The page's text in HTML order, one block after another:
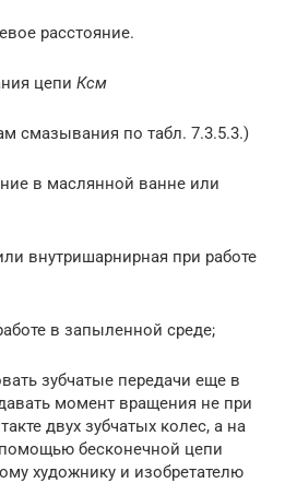
расстояние.
цепи Ксм
смазывания по табл. 7.3.5.3.)
в маслянной ванне или
внутришарнирная при работе
в запыленной среде;
зубчатые передачи еще в
момент вращения не при
двух зубчатых колес, а на
бесконечной цепи
художнику и изобретателю